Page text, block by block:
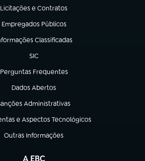
Licitações e Contratos
(abre em nova aba)
Empregados Públicos
(abre em nova aba)
Classificadas
em nova aba)
SIC
(abre em nova aba)
Perguntas Frequentes
(abre em nova aba)
Dados Abertos
(abre em nova aba)
Administrativas
em nova aba)
e Aspectos Tecnológicos
nova aba)
Outras Informações
(abre em nova aba)
A EBC